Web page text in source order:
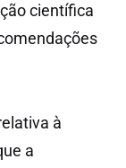
científica
à
a